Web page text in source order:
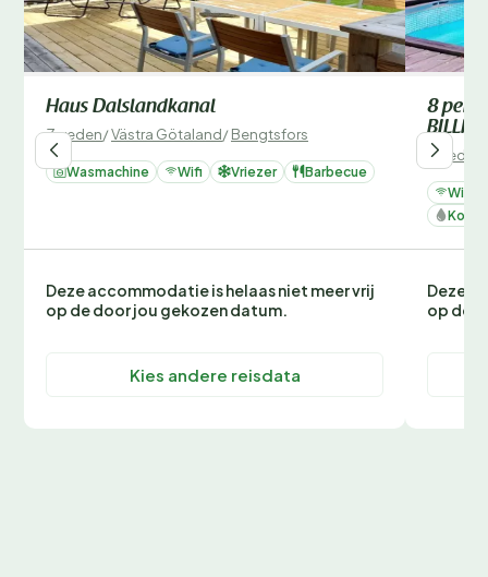
Haus Dalslandkanal
Zweden/Västra Götaland/Bengtsfors
Wasmachine Wifi Vriezer Barbecue
Deze accommodatie is helaas niet meer vrij
op de door jou gekozen datum.
Kies andere reisdata
8
Zweden
Wifi
Deze
op de